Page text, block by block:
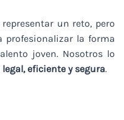
un reto, pero
profesionalizar la forma
joven. Nosotros lo
eficiente y segura.